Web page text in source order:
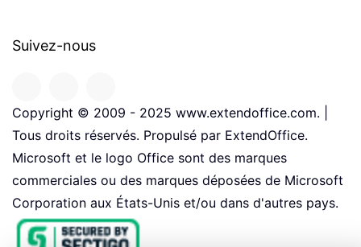
Suivez-nous
Copyright © 2009 - 2025 www.extendoffice.com. |
Tous droits réservés. Propulsé par ExtendOffice.
Microsoft et le logo Office sont des marques
commerciales ou des marques déposées de Microsoft
Corporation aux États-Unis et/ou dans d'autres pays.